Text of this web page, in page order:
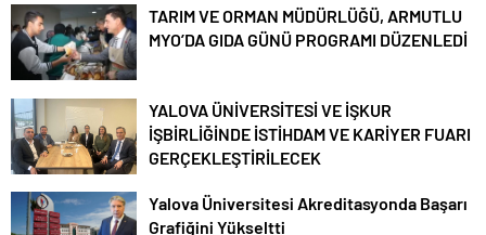
TARIM VE ORMAN MÜDÜRLÜĞÜ, ARMUTLU
MYO’DA GIDA GÜNÜ PROGRAMI DÜZENLEDİ
YALOVA ÜNİVERSİTESİ VE İŞKUR
İŞBİRLİĞİNDE İSTİHDAM VE KARİYER FUARI
GERÇEKLEŞTİRİLECEK
Yalova Üniversitesi Akreditasyonda Başarı
Grafiğini Yükseltti